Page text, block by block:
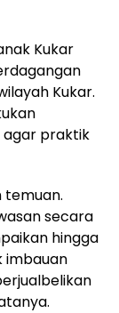
Kukar
Kukar.
agar praktik
temuan.
secara
hingga
imbauan